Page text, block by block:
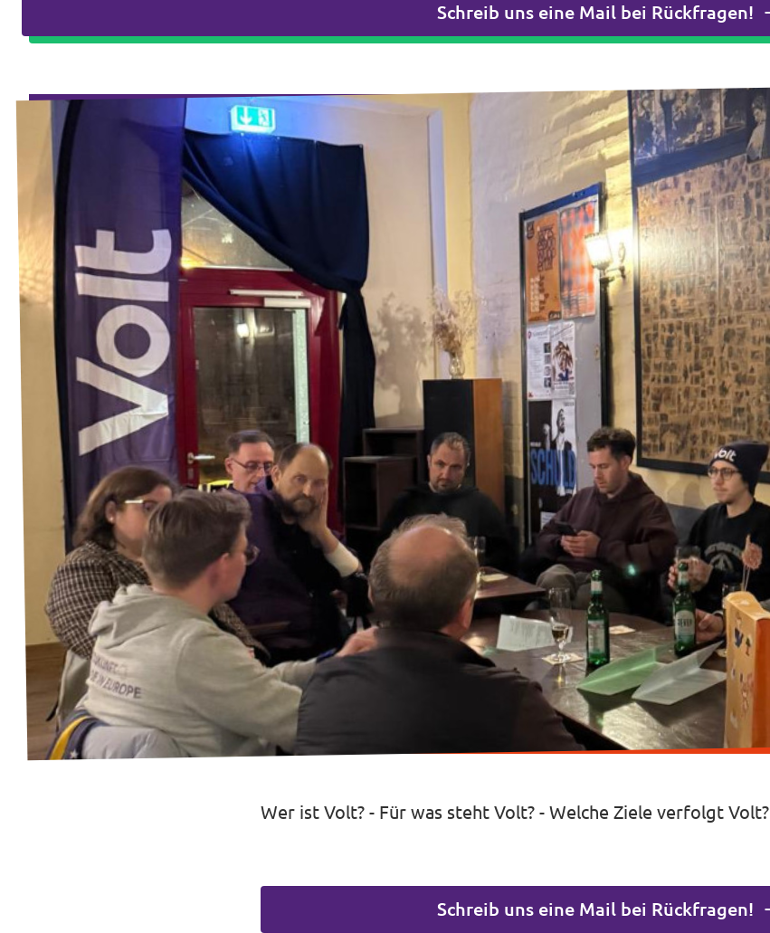
Unsere Events
Presse
Mache bei uns mit!
Deine Spende für Volt!
Jobs bei Volt
Volt in deiner Nähe
Transparenz
Datenschutz
Impressum
Schreib uns eine Mail bei Rückfragen!
Wer ist Volt? - Für was steht Volt? - Welche Ziele verfolgt Volt?
Schreib uns eine Mail bei Rückfragen!